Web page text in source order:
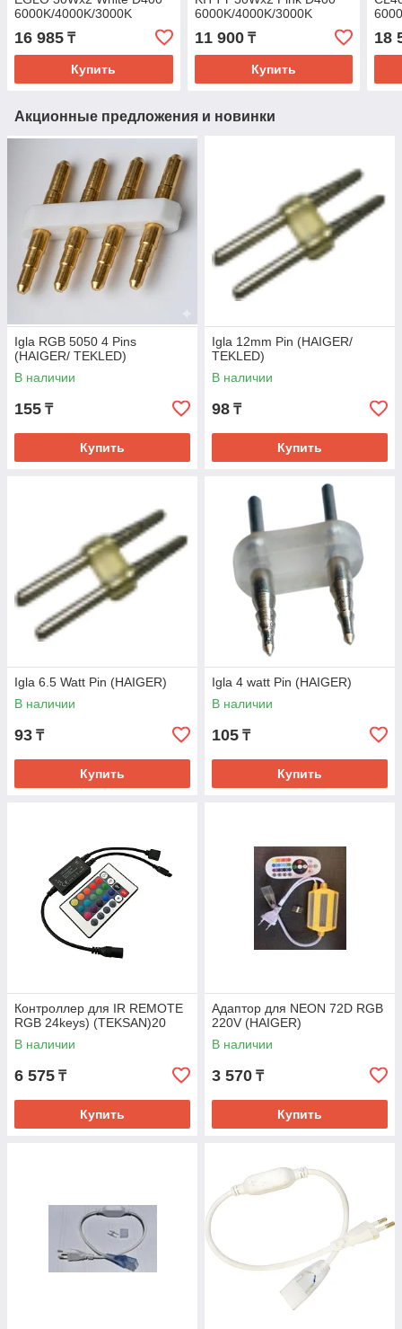
6000K/4000K/3000K
16 985 ₸
Купить
6000K/4000K/3000K
11 900₸
Купить
18
Акционные предложения и новинки
Igla RGB 5050 4 Pins
(HAIGER/ TEKLED)
В наличии
155 ₸
Купить
Igla 12mm Pin (HAIGER/
TEKLED)
В наличии
98 ₸
Купить
Igla 6.5 Watt Pin (HAIGER)
В наличии
93 ₸
Купить
Igla 4 watt Pin (HAIGER)
В наличии
105 ₸
Купить
Контроллер для IR REMOTE
RGB 24keys) (TEKSAN)20
В наличии
6 575 ₸
Купить
Адаптор для NEON 72D RGB
220V (HAIGER)
В наличии
3 570 ₸
Купить